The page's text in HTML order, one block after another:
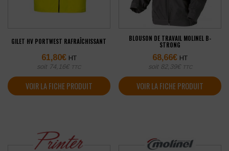
GILET HV PORTWEST RAFRAÎCHISSANT
61,80€ HT
soit 74,16€ TTC
VOIR LA FICHE PRODUIT
BLOUSON DE TRAVAIL MOLINEL B-
STRONG
68,66€ HT
soit 82,39€ TTC
VOIR LA FICHE PRODUIT